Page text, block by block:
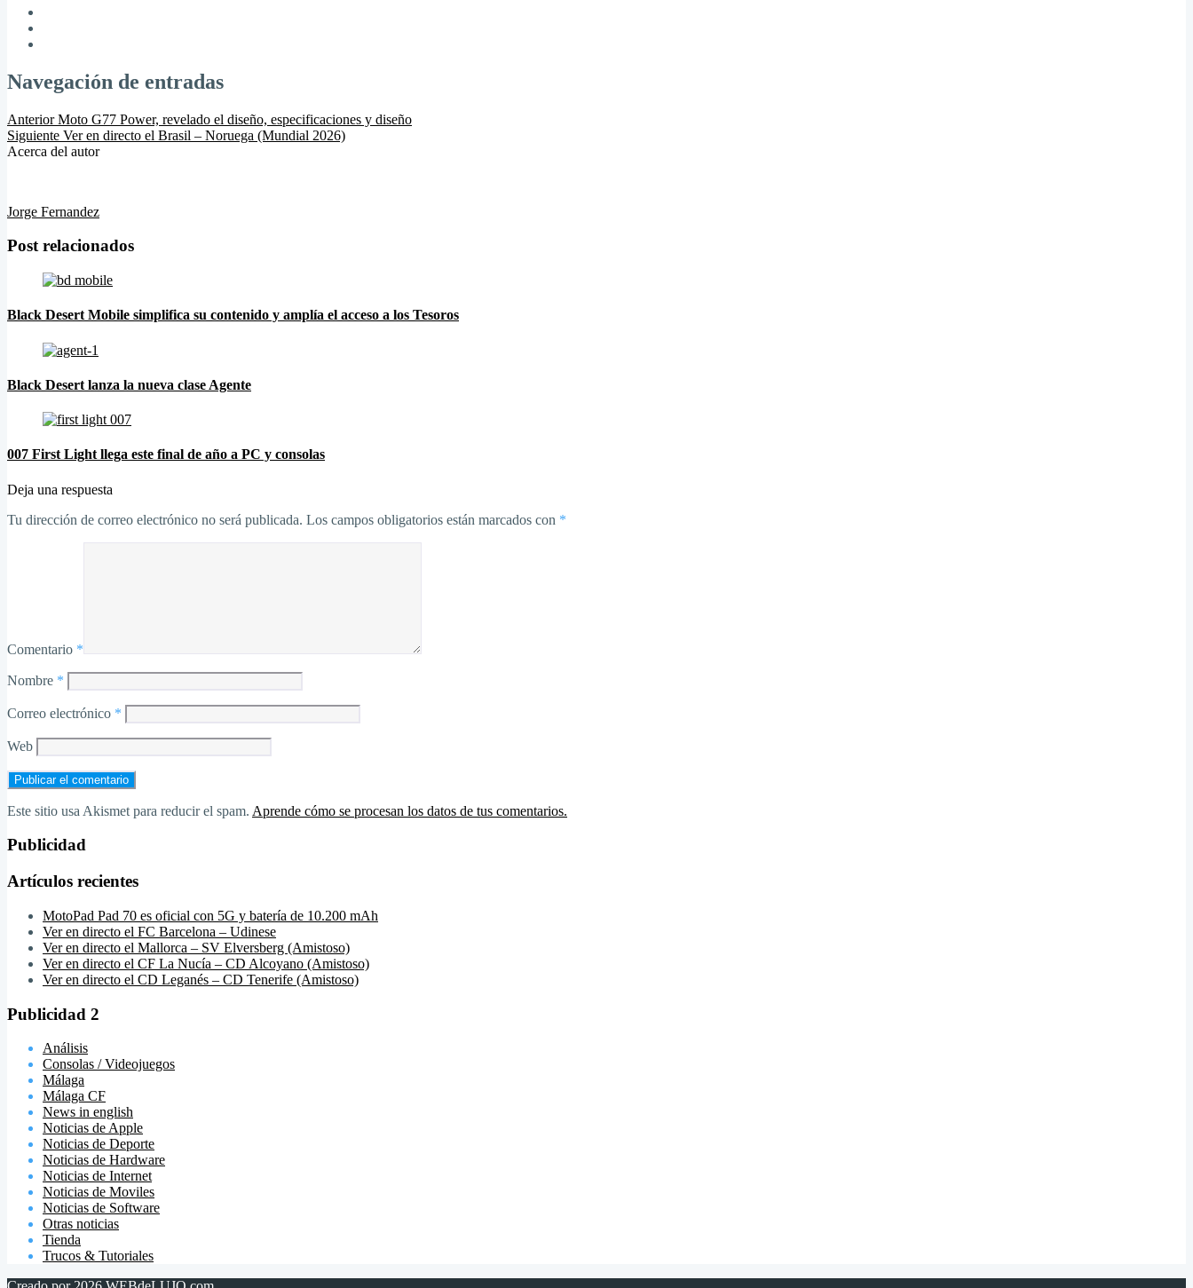
Navegación de entradas
Anterior Moto G77 Power, revelado el diseño, especificaciones y diseño
Siguiente Ver en directo el Brasil – Noruega (Mundial 2026)
Acerca del autor
Jorge Fernandez
Post relacionados
Black Desert Mobile simplifica su contenido y amplía el acceso a los Tesoros
Black Desert lanza la nueva clase Agente
007 First Light llega este final de año a PC y consolas
Deja una respuesta
Tu dirección de correo electrónico no será publicada. Los campos obligatorios están marcados con *
Comentario *
Nombre *
Correo electrónico *
Web
Este sitio usa Akismet para reducir el spam. Aprende cómo se procesan los datos de tus comentarios.
Publicidad
Artículos recientes
MotoPad Pad 70 es oficial con 5G y batería de 10.200 mAh
Ver en directo el FC Barcelona – Udinese
Ver en directo el Mallorca – SV Elversberg (Amistoso)
Ver en directo el CF La Nucía – CD Alcoyano (Amistoso)
Ver en directo el CD Leganés – CD Tenerife (Amistoso)
Publicidad 2
Análisis
Consolas / Videojuegos
Málaga
Málaga CF
News in english
Noticias de Apple
Noticias de Deporte
Noticias de Hardware
Noticias de Internet
Noticias de Moviles
Noticias de Software
Otras noticias
Tienda
Trucos & Tutoriales